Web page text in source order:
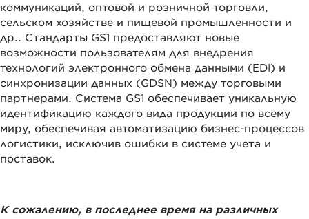
коммуникаций, оптовой и розничной торговли,
сельском хозяйстве и пищевой промышленности и
др.. Стандарты GS1 предоставляют новые
возможности пользователям для внедрения
технологий электронного обмена данными (EDI) и
синхронизации данных (GDSN) между торговыми
партнерами. Система GS1 обеспечивает уникальную
идентификацию каждого вида продукции по всему
миру, обеспечивая автоматизацию бизнес-процессов
логистики, исключив ошибки в системе учета и
поставок.
К сожалению, в последнее время на различных